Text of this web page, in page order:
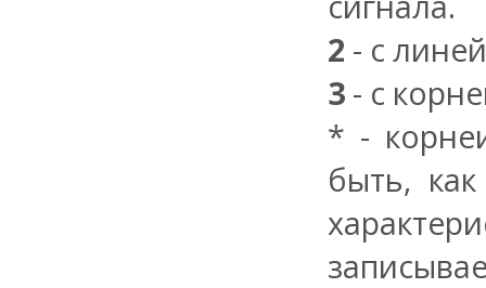
2 - с
3 - с
* -
быть,